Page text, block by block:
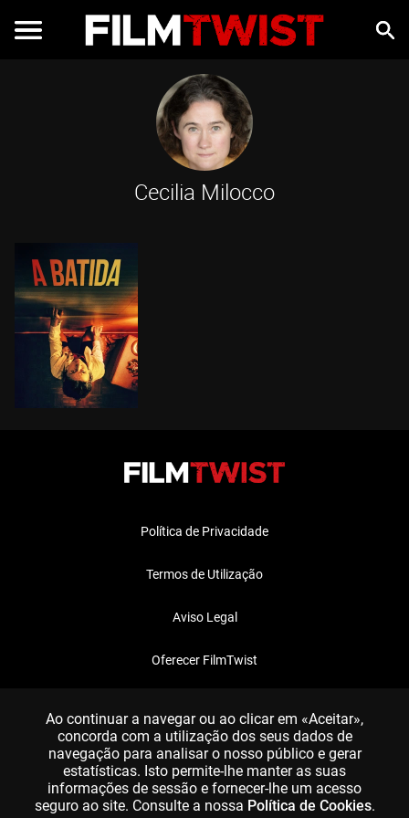
Cecilia Milocco
Política de Privacidade
Termos de Utilização
Aviso Legal
Oferecer FilmTwist
Ao continuar a navegar ou ao clicar em «Aceitar»,
concorda com a utilização dos seus dados de
navegação para analisar o nosso público e gerar
estatísticas. Isto permite-lhe manter as suas
informações de sessão e fornecer-lhe um acesso
seguro ao site. Consulte a nossa Política de Cookies.